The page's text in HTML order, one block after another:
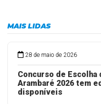
MAIS LIDAS
28 de maio de 2026
Concurso de Escolha
Arambaré 2026 tem
disponíveis